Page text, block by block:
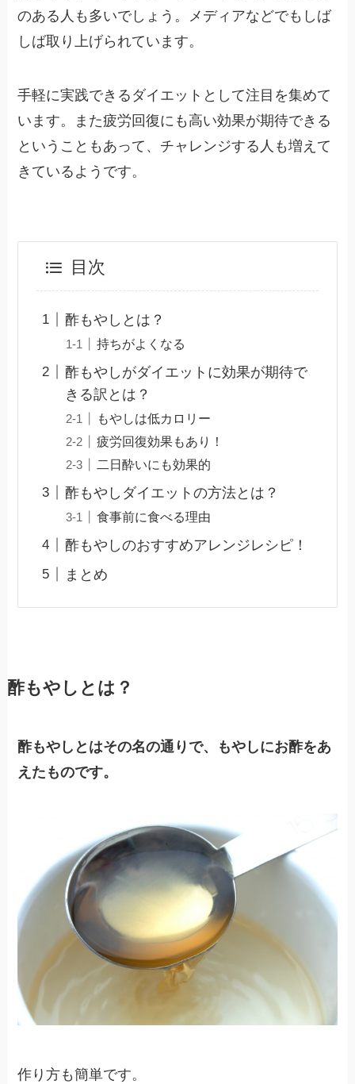
のある人も多いでしょう。メディアなどでもしば
しば取り上げられています。
手軽に実践できるダイエットとして注目を集めて
います。また疲労回復にも高い効果が期待できる
ということもあって、チャレンジする人も増えて
きているようです。
目次
酢もやしとは？
持ちがよくなる
酢もやしがダイエットに効果が期待で
きる訳とは？
もやしは低カロリー
疲労回復効果もあり！
二日酔いにも効果的
酢もやしダイエットの方法とは？
食事前に食べる理由
酢もやしのおすすめアレンジレシピ！
まとめ
酢もやしとは？
酢もやしとはその名の通りで、もやしにお酢をあ
えたものです。
作り方も簡単です。